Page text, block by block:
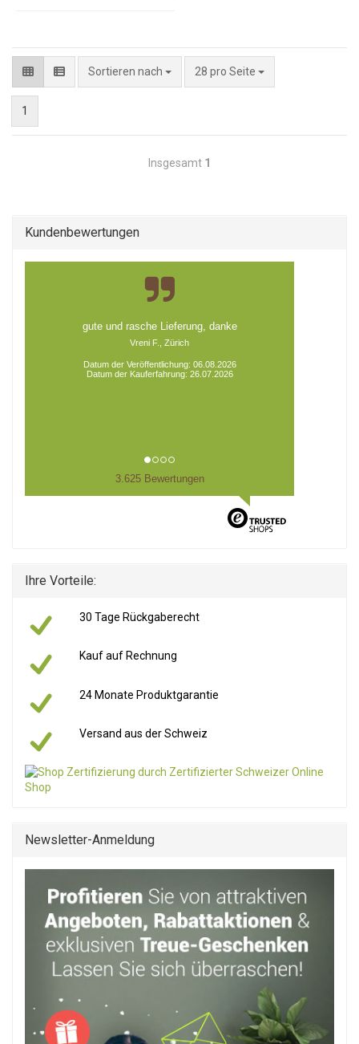
Sortieren nach 28 pro Seite
1
Insgesamt 1
Kundenbewertungen
Ich kann es es richtig Bewerten wenn ich weissdas
es Funktioniert und es Blüht, aber die Verpacku...
Datum der Veröffentlichung: 04.08.2026
Datum der Kauferfahrung: 20.07.2026
3.625 Bewertungen
Ihre Vorteile:
30 Tage Rückgaberecht
Kauf auf Rechnung
24 Monate Produktgarantie
Versand aus der Schweiz
Newsletter-Anmeldung